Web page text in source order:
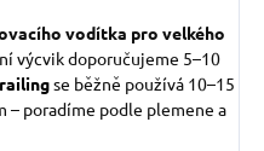
vodítka pro velkého
výcvik doporučujeme 5–10
se běžně používá 10–15
– poradíme podle plemene a